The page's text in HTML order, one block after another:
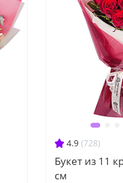
4.9 (728)
Букет из 11
см